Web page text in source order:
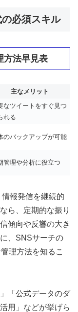
必須スキル
方法早見表
主なメリット
なツイートをすぐ見つ
れる
のバックアップが可能
管理や分析に役立つ
報発信を継続的
ら、定期的な振り
傾向や反響の大き
、SNSサーチの
理方法を知るこ
「公式データのダ
用」などが挙げら